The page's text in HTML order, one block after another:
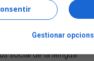
al 19%, la
de les últimes
fronteres
de programació
social de la llengua
Gestionar opcions